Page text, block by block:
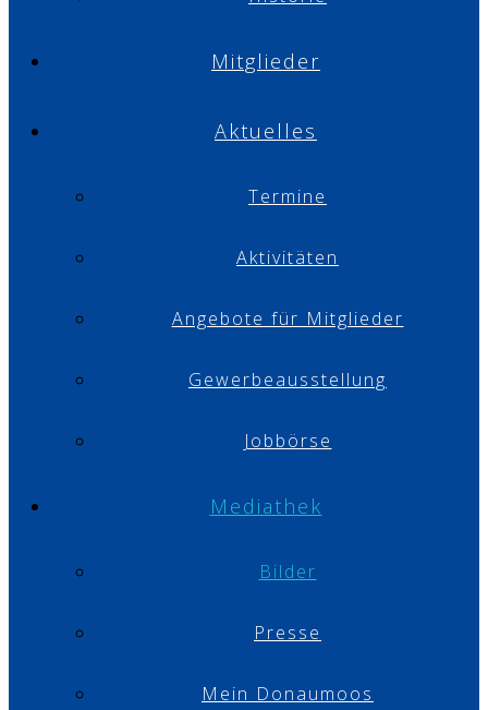
Mitglieder
Aktuelles
Termine
Aktivitäten
Angebote für Mitglieder
Gewerbeausstellung
Jobbörse
Mediathek
Bilder
Presse
Mein Donaumoos